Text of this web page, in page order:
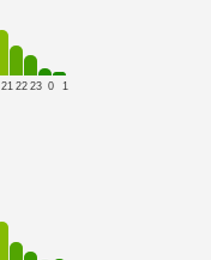
21 22 23 0 1